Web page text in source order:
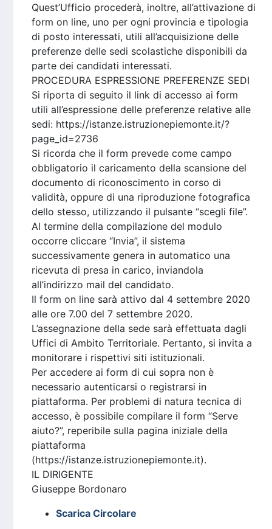
Quest’Ufficio procederà, inoltre, all’attivazione di
form on line, uno per ogni provincia e tipologia
di posto interessati, utili all’acquisizione delle
preferenze delle sedi scolastiche disponibili da
parte dei candidati interessati.
PROCEDURA ESPRESSIONE PREFERENZE SEDI
Si riporta di seguito il link di accesso ai form
utili all’espressione delle preferenze relative alle
sedi: https://istanze.istruzionepiemonte.it/?
page_id=2736
Si ricorda che il form prevede come campo
obbligatorio il caricamento della scansione del
documento di riconoscimento in corso di
validità, oppure di una riproduzione fotografica
dello stesso, utilizzando il pulsante “scegli file”.
Al termine della compilazione del modulo
occorre cliccare “Invia”, il sistema
successivamente genera in automatico una
ricevuta di presa in carico, inviandola
all’indirizzo mail del candidato.
Il form on line sarà attivo dal 4 settembre 2020
alle ore 7.00 del 7 settembre 2020.
L’assegnazione della sede sarà effettuata dagli
Uffici di Ambito Territoriale. Pertanto, si invita a
monitorare i rispettivi siti istituzionali.
Per accedere ai form di cui sopra non è
necessario autenticarsi o registrarsi in
piattaforma. Per problemi di natura tecnica di
accesso, è possibile compilare il form “Serve
aiuto?”, reperibile sulla pagina iniziale della
piattaforma
(https://istanze.istruzionepiemonte.it).
IL DIRIGENTE
Giuseppe Bordonaro
Scarica Circolare